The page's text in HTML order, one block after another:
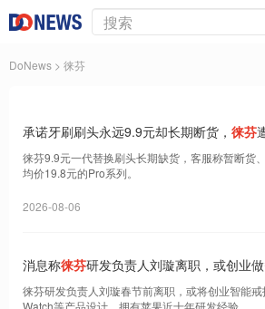
DoNews > 徕芬
承诺牙刷刷头永远9.9元却长期断货， 徕芬
徕芬9.9元一代替换刷头长期缺货，客服称暂断货
均价19.8元的Pro系列。
2026-08-06
消息称徕芬研发负责人刘璇离职，或创业
徕芬研发负责人刘璇春节前离职，或将创业智能
Watch等产品设计，拥有苹果近十年研发经验。